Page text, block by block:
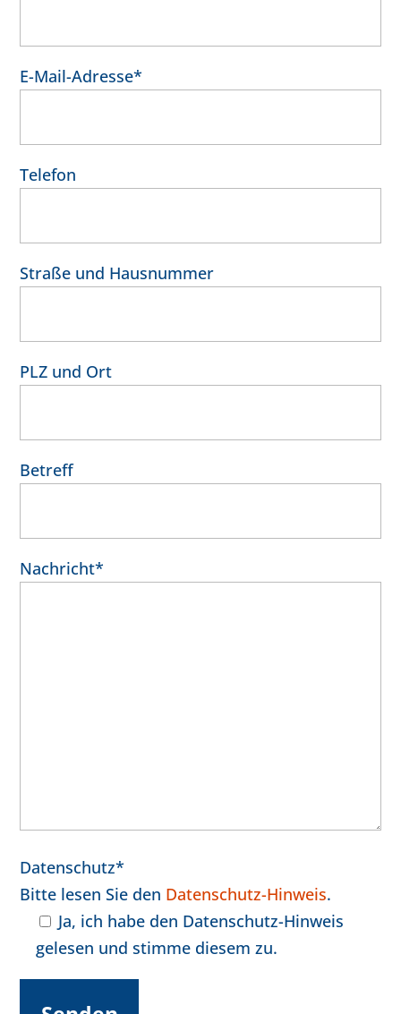
E-Mail-Adresse*
Telefon
Straße und Hausnummer
PLZ und Ort
Betreff
Nachricht*
Datenschutz*
Bitte lesen Sie den Datenschutz-Hinweis.
Ja, ich habe den Datenschutz-Hinweis
gelesen und stimme diesem zu.